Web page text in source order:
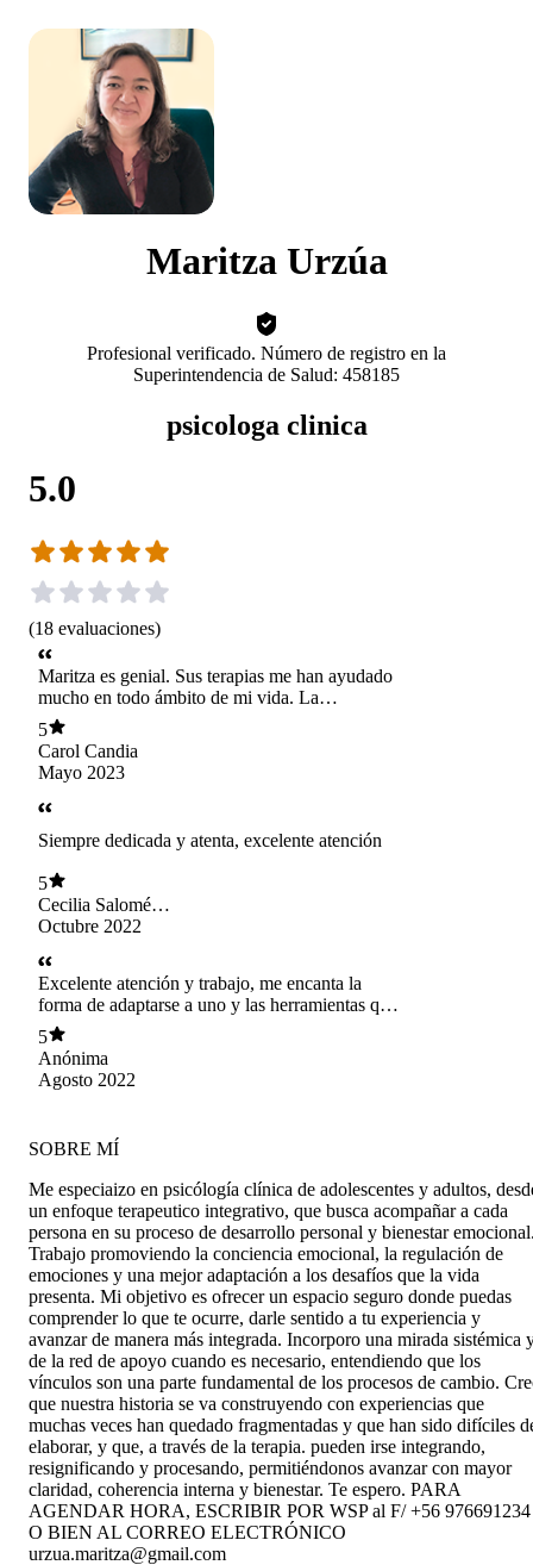
Maritza Urzúa
Profesional verificado. Número de registro en la
Superintendencia de Salud: 458185
psicologa clinica
5.0
(18 evaluaciones)
Maritza es genial. Sus terapias me han ayudado
mucho en todo ámbito de mi vida. La
recomiendo 100%.
5
Carol Candia
Mayo 2023
Siempre dedicada y atenta, excelente atención
5
Cecilia Salomé
Pérez Elzo
Octubre 2022
Excelente atención y trabajo, me encanta la
forma de adaptarse a uno y las herramientas que
entrega
5
Anónima
Agosto 2022
SOBRE MÍ
Me especiaizo en psicólogía clínica de adolescentes y adultos,
un enfoque terapeutico integrativo, que busca acompañar a cada
persona en su proceso de desarrollo personal y bienestar
Trabajo promoviendo la conciencia emocional, la regulación de
emociones y una mejor adaptación a los desafíos que la vida
presenta. Mi objetivo es ofrecer un espacio seguro donde puedas
comprender lo que te ocurre, darle sentido a tu experiencia y
avanzar de manera más integrada. Incorporo una mirada sistémica
de la red de apoyo cuando es necesario, entendiendo que los
vínculos son una parte fundamental de los procesos de cambio.
que nuestra historia se va construyendo con experiencias que
muchas veces han quedado fragmentadas y que han sido difíciles
elaborar, y que, a través de la terapia. pueden irse integrando,
resignificando y procesando, permitiéndonos avanzar con mayor
claridad, coherencia interna y bienestar. Te espero. PARA
AGENDAR HORA, ESCRIBIR POR WSP al F/ +56 976691234
O BIEN AL CORREO ELECTRÓNICO
urzua.maritza@gmail.com